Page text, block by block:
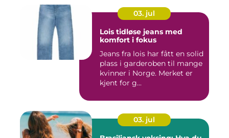
03. jul
Lois tidløse jeans med
komfort i fokus
Jeans fra lois har fått en solid
plass i garderoben til mange
kvinner i Norge. Merket er
kjent for g...
03. jul